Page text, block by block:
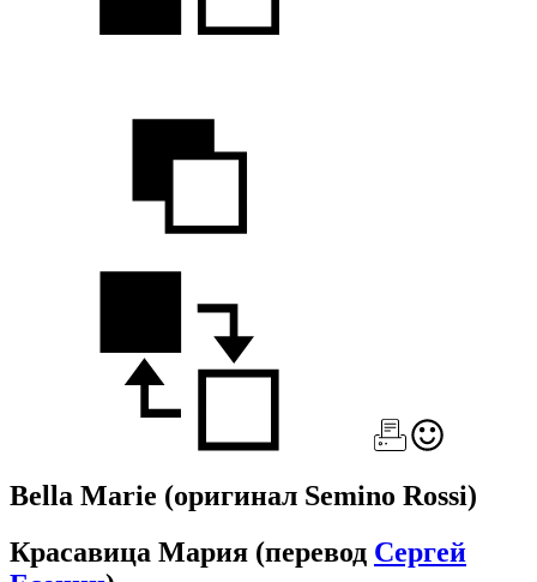
Bella Marie (оригинал Semino Rossi)
Красавица Мария (перевод Сергей